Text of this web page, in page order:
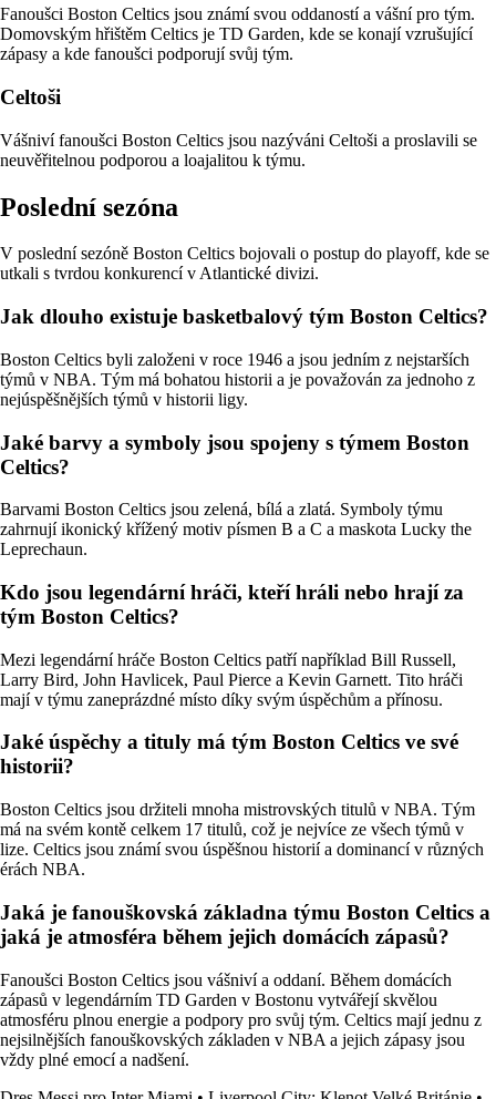
Fanoušci Boston Celtics jsou známí svou oddaností a vášní pro tým.
Domovským hřištěm Celtics je TD Garden, kde se konají vzrušující
zápasy a kde fanoušci podporují svůj tým.
Celtoši
Vášniví fanoušci Boston Celtics jsou nazýváni Celtoši a proslavili se
neuvěřitelnou podporou a loajalitou k týmu.
Poslední sezóna
V poslední sezóně Boston Celtics bojovali o postup do playoff, kde se
utkali s tvrdou konkurencí v Atlantické divizi.
Jak dlouho existuje basketbalový tým Boston Celtics?
Boston Celtics byli založeni v roce 1946 a jsou jedním z nejstarších
týmů v NBA. Tým má bohatou historii a je považován za jednoho z
nejúspěšnějších týmů v historii ligy.
Jaké barvy a symboly jsou spojeny s týmem Boston
Celtics?
Barvami Boston Celtics jsou zelená, bílá a zlatá. Symboly týmu
zahrnují ikonický křížený motiv písmen B a C a maskota Lucky the
Leprechaun.
Kdo jsou legendární hráči, kteří hráli nebo hrají za
tým Boston Celtics?
Mezi legendární hráče Boston Celtics patří například Bill Russell,
Larry Bird, John Havlicek, Paul Pierce a Kevin Garnett. Tito hráči
mají v týmu zaneprázdné místo díky svým úspěchům a přínosu.
Jaké úspěchy a tituly má tým Boston Celtics ve své
historii?
Boston Celtics jsou držiteli mnoha mistrovských titulů v NBA. Tým
má na svém kontě celkem 17 titulů, což je nejvíce ze všech týmů v
lize. Celtics jsou známí svou úspěšnou historií a dominancí v různých
érách NBA.
Jaká je fanouškovská základna týmu Boston Celtics a
jaká je atmosféra během jejich domácích zápasů?
Fanoušci Boston Celtics jsou vášniví a oddaní. Během domácích
zápasů v legendárním TD Garden v Bostonu vytvářejí skvělou
atmosféru plnou energie a podpory pro svůj tým. Celtics mají jednu z
nejsilnějších fanouškovských základen v NBA a jejich zápasy jsou
vždy plné emocí a nadšení.